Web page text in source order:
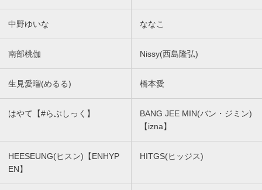
中野ゆいな ななこ
南部桃伽 Nissy(西島隆弘)
生見愛瑠(めるる) 橋本愛
はやて【#らぶしっく】
BANG JEE MIN(バン・ジミン)
【izna】
HEESEUNG(ヒスン)【ENHYP
EN】
HITGS(ヒッジス)